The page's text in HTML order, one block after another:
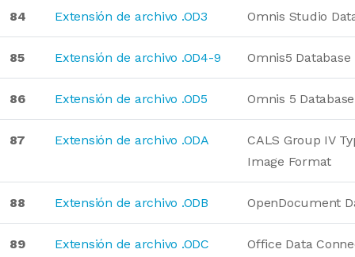
84 Extensión de archivo .OD3 Omnis Studio
85 Extensión de archivo .OD4-9 Omnis5 Database
86 Extensión de archivo .OD5 Omnis 5
87 Extensión de archivo .ODA
CALS Group IV
Image Format
88 Extensión de archivo .ODB OpenDocument
89 Extensión de archivo .ODC Office Data